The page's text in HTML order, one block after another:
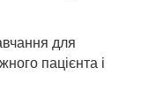
для
пацієнта і